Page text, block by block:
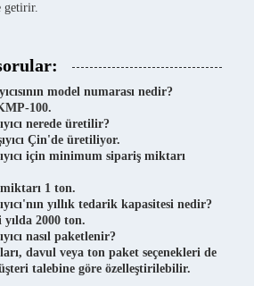
getirir.
model numarası nedir?
100.
nerede üretilir?
Çin'de üretiliyor.
için minimum sipariş miktarı
1 ton.
yıllık tedarik kapasitesi nedir?
2000 ton.
nasıl paketlenir?
davul veya ton paket seçenekleri de
talebine göre özelleştirilebilir.